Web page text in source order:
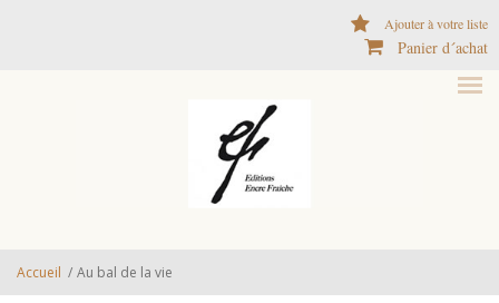
Ajouter à votre liste
Panier d´achat
Accueil / Au bal de la vie